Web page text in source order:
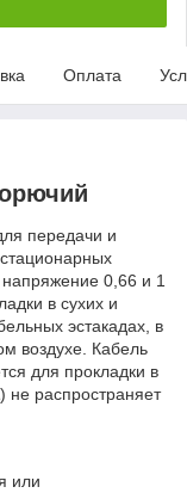
Оплата
передачи и
0,66 и 1
в сухих и
эстакадах, в
воздухе. Кабель
для прокладки в
распространяет
или